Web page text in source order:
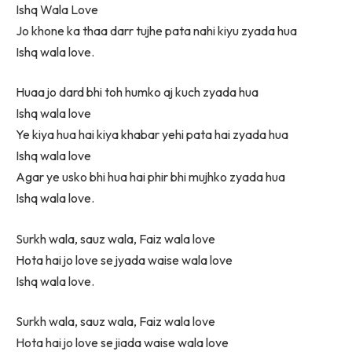
Ishq Wala Love
Jo khone ka thaa darr tujhe pata nahi kiyu zyada hua
Ishq wala love.
Huaa jo dard bhi toh humko aj kuch zyada hua
Ishq wala love
Ye kiya hua hai kiya khabar yehi pata hai zyada hua
Ishq wala love
Agar ye usko bhi hua hai phir bhi mujhko zyada hua
Ishq wala love.
Surkh wala, sauz wala, Faiz wala love
Hota hai jo love se jyada waise wala love
Ishq wala love.
Surkh wala, sauz wala, Faiz wala love
Hota hai jo love se jiada waise wala love